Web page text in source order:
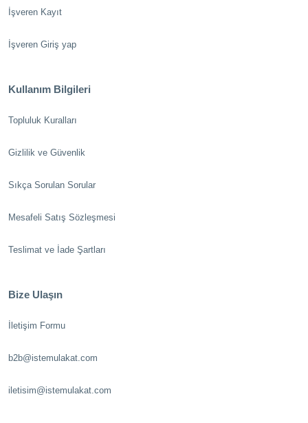
İşveren Kayıt
İşveren Giriş yap
Kullanım Bilgileri
Topluluk Kuralları
Gizlilik ve Güvenlik
Sıkça Sorulan Sorular
Mesafeli Satış Sözleşmesi
Teslimat ve İade Şartları
Bize Ulaşın
İletişim Formu
b2b@istemulakat.com
iletisim@istemulakat.com